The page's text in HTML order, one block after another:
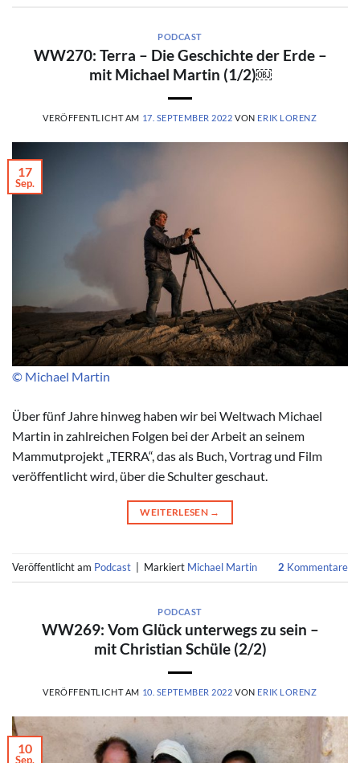
PODCAST
WW270: Terra – Die Geschichte der Erde –
mit Michael Martin (1/2)￼
VERÖFFENTLICHT AM 17. SEPTEMBER 2022 VON ERIK LORENZ
© Michael Martin
17
Sep.
Über fünf Jahre hinweg haben wir bei Weltwach Michael
Martin in zahlreichen Folgen bei der Arbeit an seinem
Mammutprojekt „TERRA“, das als Buch, Vortrag und Film
veröffentlicht wird, über die Schulter geschaut.
WEITERLESEN →
Veröffentlicht am Podcast Markiert Michael Martin 2 Kommentare
PODCAST
WW269: Vom Glück unterwegs zu sein –
mit Christian Schüle (2/2)
VERÖFFENTLICHT AM 10. SEPTEMBER 2022 VON ERIK LORENZ
10
Sep.